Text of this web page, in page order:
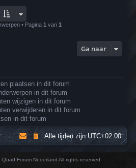
• Pagina 1 van 1
Ga naar
plaatsen in dit forum
in dit forum
wijzigen in dit forum
verwijderen in dit forum
in dit forum
Alle tijden zijnUTC+02:00
Forum Nederland All rights reserved.